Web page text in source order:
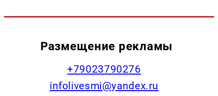
Размещение рекламы
+79023790276
infolivesmi@yandex.ru